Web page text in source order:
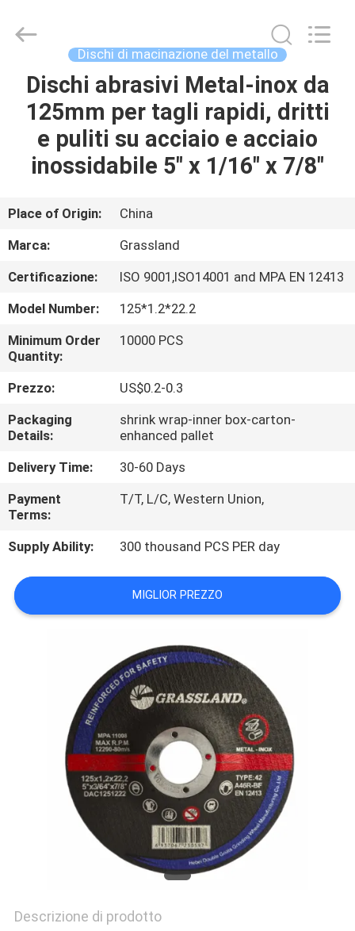
CASA
PRODOTTI
NOI
DELLA
FABBRICA
CONTROLLO
DI
QUALITÀ
CONTATTICI
NOTIZIE
CASI
MAPPA
PRIVACY
POLICY
Manufacturing
Developed
Dischi di macinazione del metallo
Dischi abrasivi Metal-inox da
125mm per tagli rapidi, dritti
e puliti su acciaio e acciaio
inossidabile 5" x 1/16" x 7/8"
Place of Origin:
China
Marca:
Grassland
Certificazione:
ISO 9001,ISO14001 and MPA EN 12413
Model Number:
125*1.2*22.2
Minimum Order
Quantity:
10000 PCS
Prezzo:
US$0.2-0.3
Packaging
Details:
shrink wrap-inner box-carton-
enhanced pallet
Delivery Time:
30-60 Days
Payment
Terms:
T/T, L/C, Western Union,
Supply Ability: 300 thousand PCS PER day
MIGLIOR PREZZO
Descrizione di prodotto